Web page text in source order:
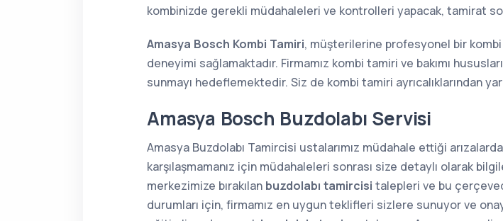
kombinizde gerekli müdahaleleri ve kontrolleri yapacak, tamirat
Amasya Bosch Kombi Tamiri, müşterilerine profesyonel bir
deneyimi sağlamaktadır. Firmamız kombi tamiri ve bakımı
sunmayı hedeflemektedir. Siz de kombi tamiri ayrıcalıklarından
Amasya Bosch Buzdolabı Servisi
Amasya Buzdolabı Tamircisi ustalarımız müdahale ettiği
karşılaşmamanız için müdahaleleri sonrası size detaylı olarak
merkezimize bırakılan buzdolabı tamircisi talepleri ve bu
durumları için, firmamız en uygun teklifleri sizlere sunuyor ve